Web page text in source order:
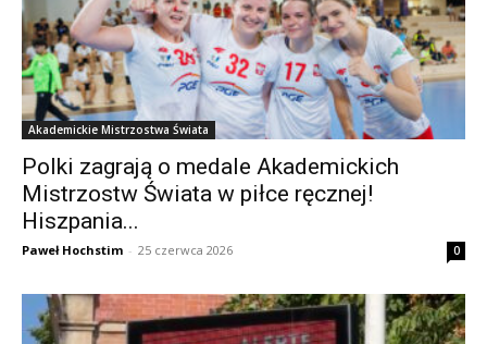
Akademickie Mistrzostwa Świata
Polki zagrają o medale Akademickich
Mistrzostw Świata w piłce ręcznej!
Hiszpania...
Paweł Hochstim - 25 czerwca 2026 0